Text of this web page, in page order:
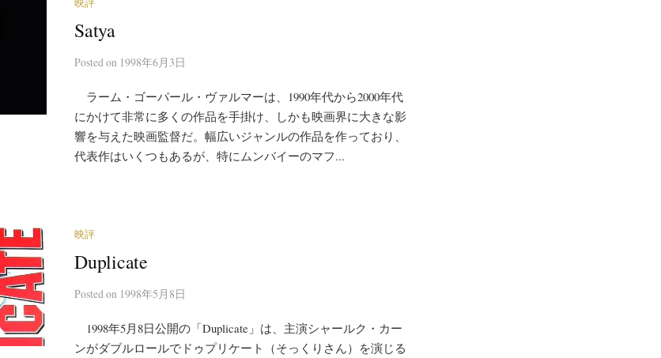
映評
Satya
Postedon 1998年6月3日
ラーム・ゴーパール・ヴァルマーは、1990年代から2000年代
にかけて非常に多くの作品を手掛け、しかも映画界に大きな影
響を与えた映画監督だ。幅広いジャンルの作品を作っており、
代表作はいくつもあるが、特にムンバイーのマフ...
映評
Duplicate
Postedon 1998年5月8日
1998年5月8日公開の「Duplicate」は、主演シャールク・カー
ンがダブルロールでドゥプリケート（そっくりさん）を演じる